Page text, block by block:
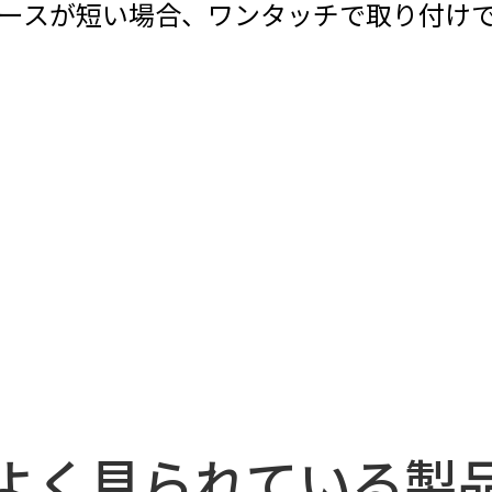
スが短い場合、ワンタッチで取り付けで